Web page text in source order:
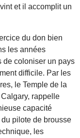
et il accomplit un
du don bien
les années
de coloniser un pays
difficile. Par les
le Temple de la
rappelle
capacité
du pilote de brousse
les